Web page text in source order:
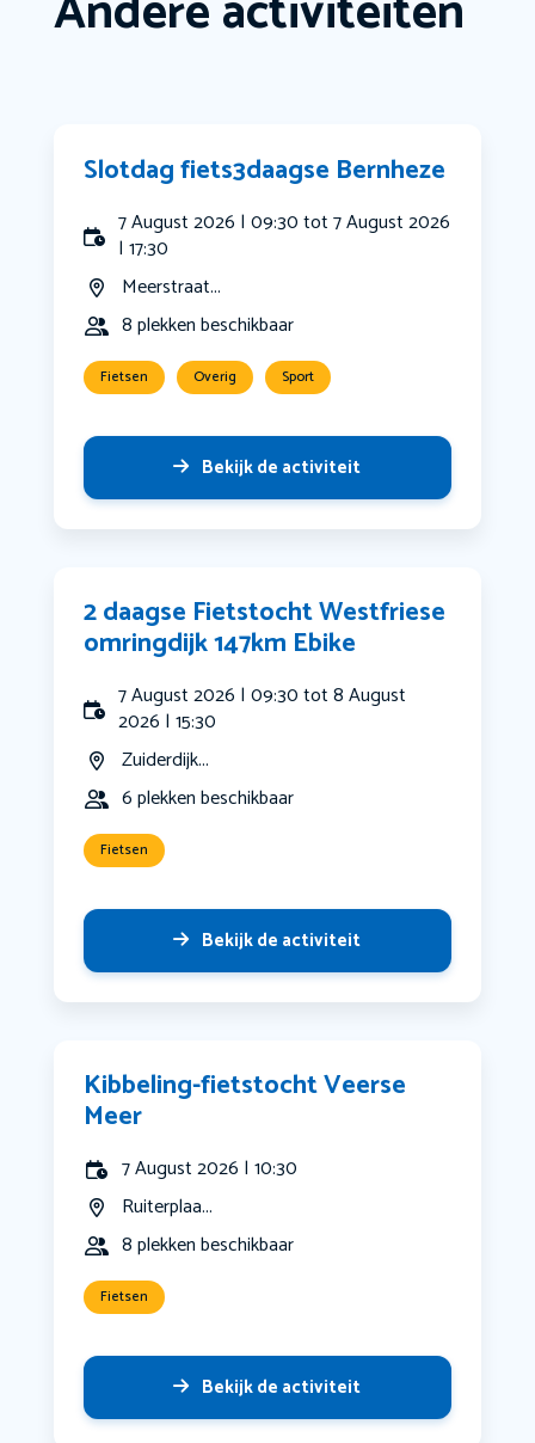
Slotdag fiets3daagse Bernheze
7 August 2026 | 09:30 tot 7 August 2026
| 17:30
Meerstraat...
8 plekken beschikbaar
Fietsen Overig Sport
Bekijk de activiteit
2 daagse Fietstocht Westfriese
omringdijk 147km Ebike
7 August 2026 | 09:30 tot 8 August
2026 | 15:30
Zuiderdijk...
6 plekken beschikbaar
Fietsen
Bekijk de activiteit
Kibbeling-fietstocht Veerse
Meer
7 August 2026 | 10:30
Ruiterplaa...
8 plekken beschikbaar
Fietsen
Bekijk de activiteit